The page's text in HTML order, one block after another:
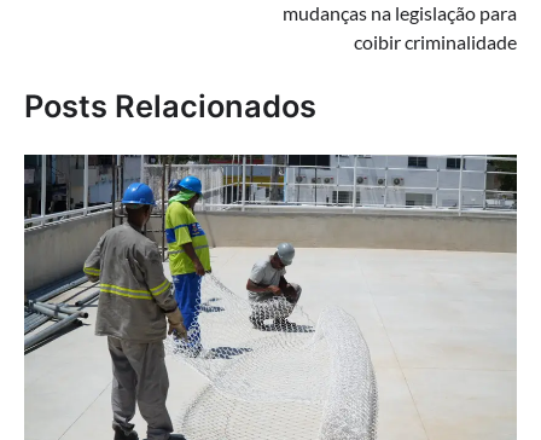
mudanças na legislação para
coibir criminalidade
Posts Relacionados